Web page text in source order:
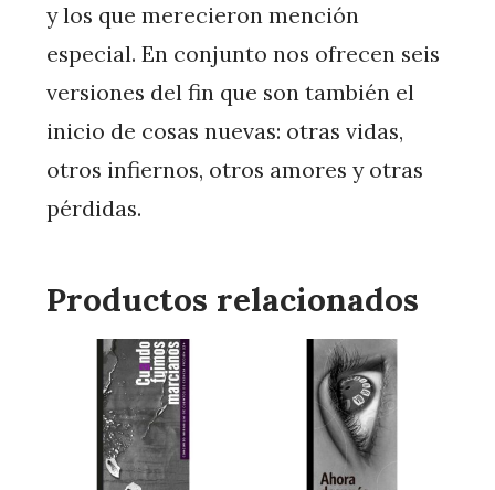
y los que merecieron mención
especial. En conjunto nos ofrecen seis
versiones del fin que son también el
inicio de cosas nuevas: otras vidas,
otros infiernos, otros amores y otras
pérdidas.
Productos relacionados